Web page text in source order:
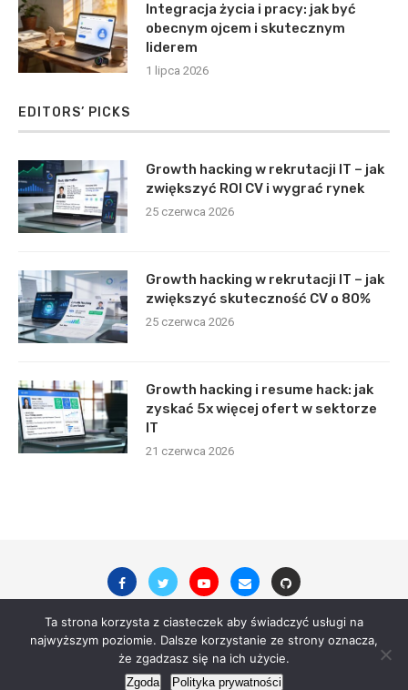
Integracja życia i pracy: jak być
obecnym ojcem i skutecznym
liderem
1 lipca 2026
EDITORS’ PICKS
Growth hacking w rekrutacji IT – jak
zwiększyć ROI CV i wygrać rynek
25 czerwca 2026
Growth hacking w rekrutacji IT – jak
zwiększyć skuteczność CV o 80%
25 czerwca 2026
Growth hacking i resume hack: jak
zyskać 5x więcej ofert w sektorze
IT
21 czerwca 2026
© 2023 - All Right Reserved. digitalsite.pl
Ta strona korzysta z ciasteczek aby świadczyć usługi na
najwyższym poziomie. Dalsze korzystanie ze strony oznacza,
że zgadzasz się na ich użycie.
Zgoda Polityka prywatności